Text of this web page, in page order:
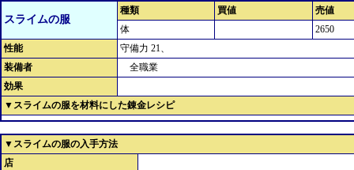
スライムの服
種類 買値
売値
体
2650
性能
守備力 21、
装備者
全職業
効果
▼スライムの服を材料にした錬金レシピ
▼スライムの服の入手方法
店